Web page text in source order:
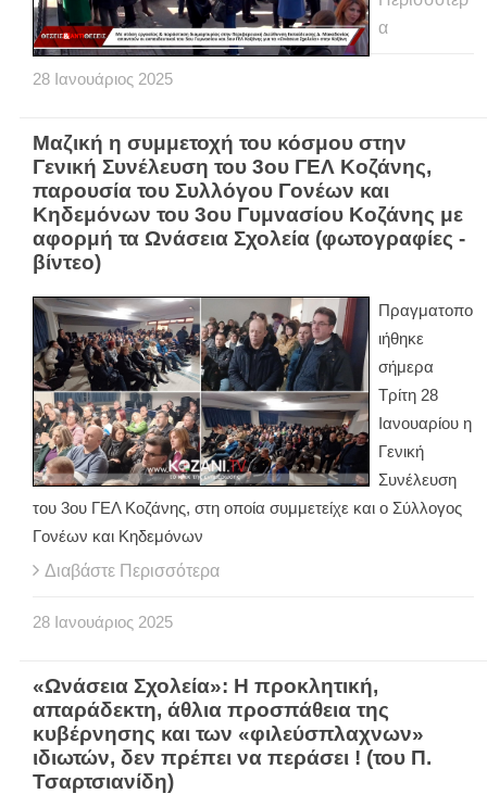
α
28 Ιανουάριος 2025
Μαζική η συμμετοχή του κόσμου στην
Γενική Συνέλευση του 3ου ΓΕΛ Κοζάνης,
παρουσία του Συλλόγου Γονέων και
Κηδεμόνων του 3ου Γυμνασίου Κοζάνης με
αφορμή τα Ωνάσεια Σχολεία (φωτογραφίες -
βίντεο)
Πραγματοπο
ιήθηκε
σήμερα
Τρίτη 28
Ιανουαρίου η
Γενική
Συνέλευση
του 3ου ΓΕΛ Κοζάνης, στη οποία συμμετείχε και ο Σύλλογος
Γονέων και Κηδεμόνων
Διαβάστε Περισσότερα
28 Ιανουάριος 2025
«Ωνάσεια Σχολεία»: Η προκλητική,
απαράδεκτη, άθλια προσπάθεια της
κυβέρνησης και των «φιλεύσπλαχνων»
ιδιωτών, δεν πρέπει να περάσει ! (του Π.
Τσαρτσιανίδη)